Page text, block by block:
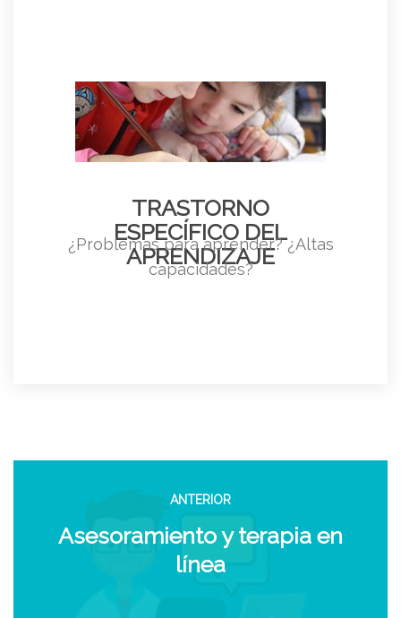
TRASTORNO
ESPECÍFICO DEL
APRENDIZAJE
¿Problemas para aprender? ¿Altas
capacidades?
ANTERIOR
Asesoramiento y terapia en
línea